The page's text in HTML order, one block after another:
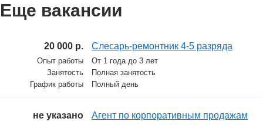
Еще вакансии
20 000 р. Слесарь-ремонтник 4-5 разряда
Опыт работы
От 1 года до 3 лет
Занятость
Полная занятость
График работы
Полный день
не указано Агент по корпоративным продажам